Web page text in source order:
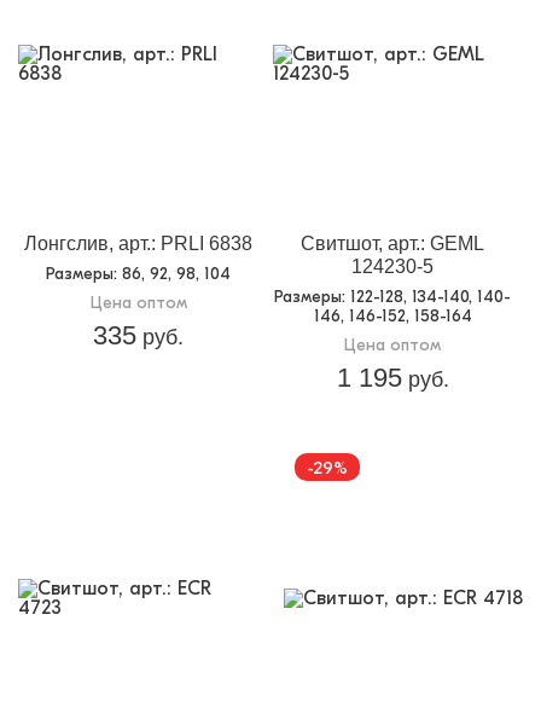
Лонгслив, арт.: PRLI 6838
Размеры: 86, 92, 98, 104
Цена оптом
335 руб.
Свитшот, арт.: GEML
124230-5
Размеры: 122-128, 134-140, 140-
146, 146-152, 158-164
Цена оптом
1 195руб.
-29%